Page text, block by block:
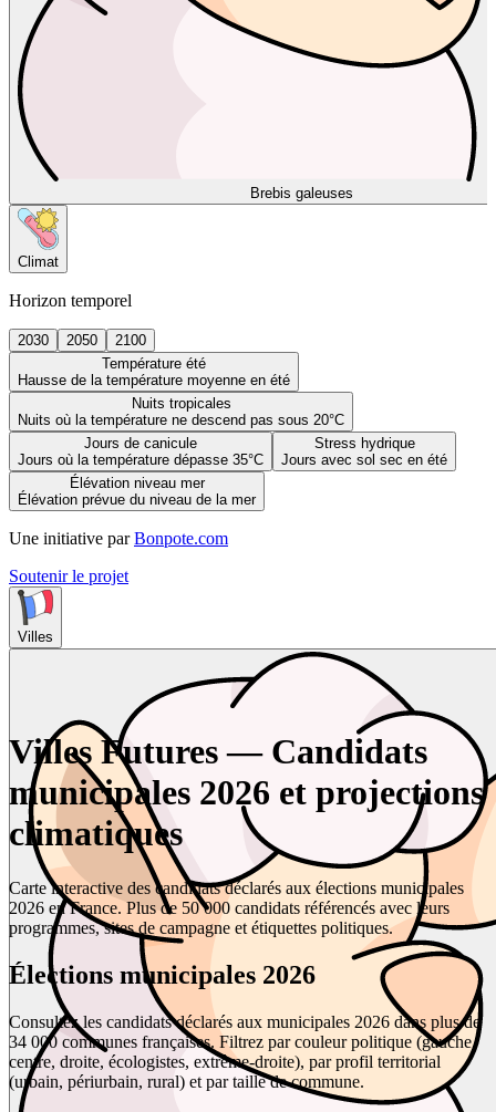
Brebis galeuses
Climat
Horizon temporel
2030 2050
2100
Température été
Hausse de la température moyenne en été
Nuits tropicales
Nuits où la température ne descend pas sous 20°C
Jours de canicule
Jours où la température dépasse 35°C
Stress hydrique
Jours avec sol sec en été
Élévation niveau mer
Élévation prévue du niveau de la mer
Une initiative par Bonpote.com
Soutenir le projet
Villes
Villes Futures — Candidats
municipales 2026 et projections
climatiques
Carte interactive des candidats déclarés aux élections municipales
2026 en France. Plus de 50 000 candidats référencés avec leurs
programmes, sites de campagne et étiquettes politiques.
Élections municipales 2026
Consultez les candidats déclarés aux municipales 2026 dans plus de
34 000 communes françaises. Filtrez par couleur politique (gauche,
centre, droite, écologistes, extrême-droite), par profil territorial
(urbain, périurbain, rural) et par taille de commune.